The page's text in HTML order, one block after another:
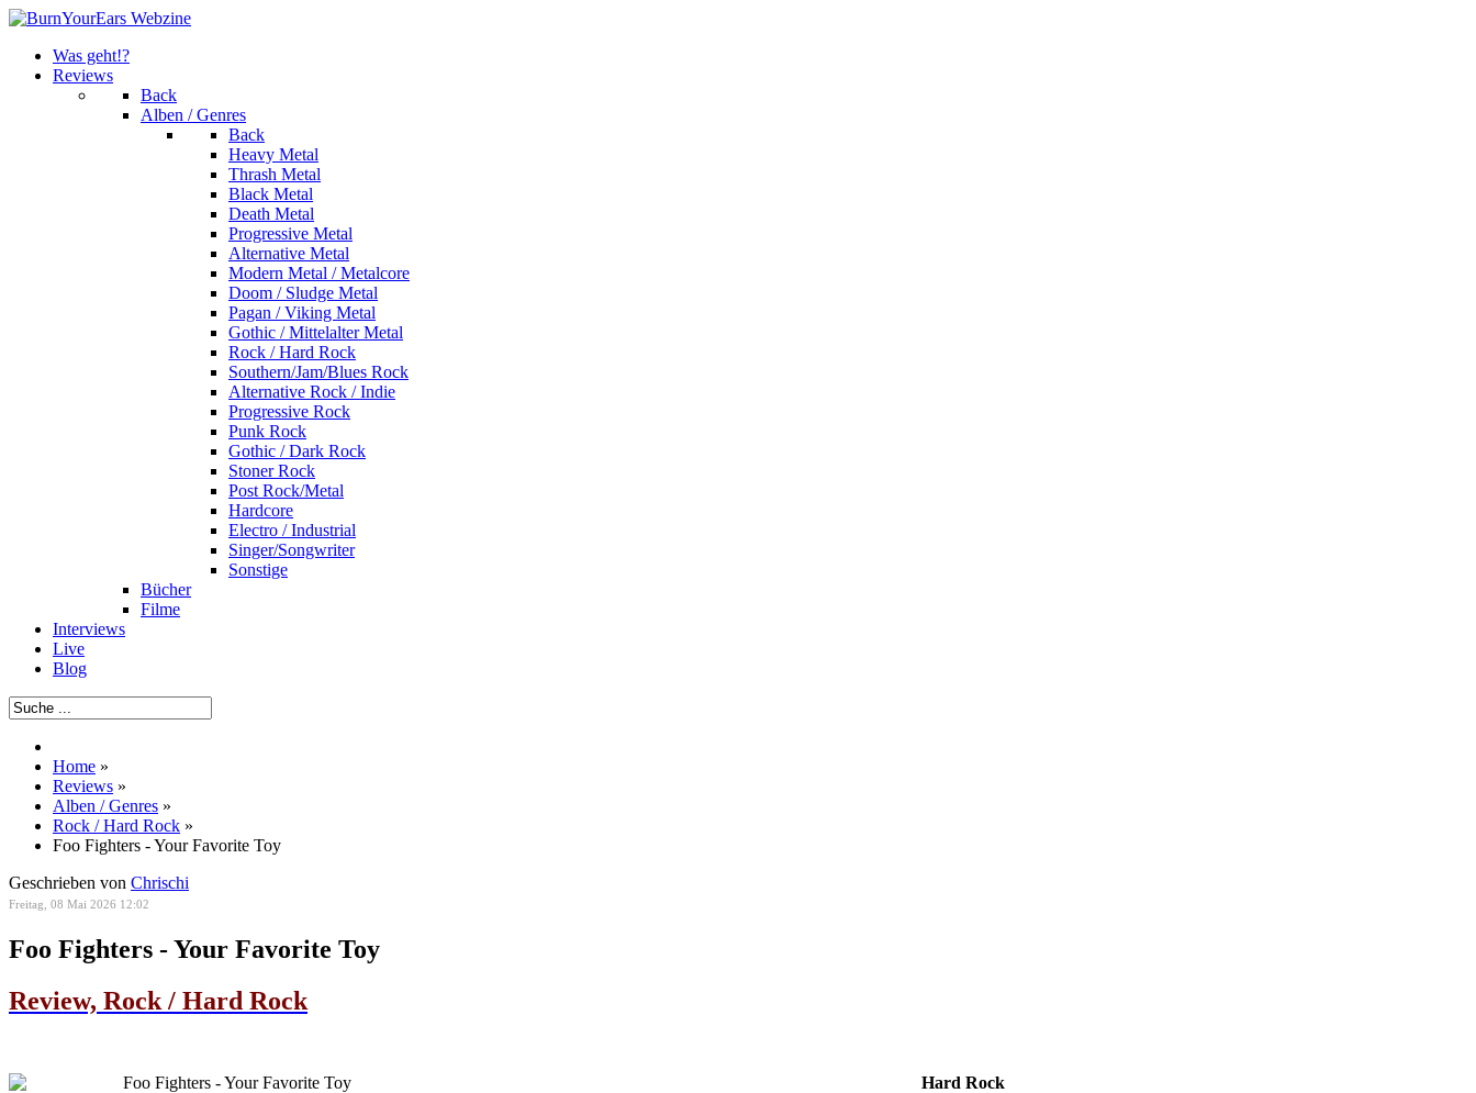
Was geht!?
Reviews
Back
Alben / Genres
Back
Heavy Metal
Thrash Metal
Black Metal
Death Metal
Progressive Metal
Alternative Metal
Modern Metal / Metalcore
Doom / Sludge Metal
Pagan / Viking Metal
Gothic / Mittelalter Metal
Rock / Hard Rock
Southern/Jam/Blues Rock
Alternative Rock / Indie
Progressive Rock
Punk Rock
Gothic / Dark Rock
Stoner Rock
Post Rock/Metal
Hardcore
Electro / Industrial
Singer/Songwriter
Sonstige
Bücher
Filme
Interviews
Live
Blog
Home »
Reviews »
Alben / Genres »
Rock / Hard Rock »
Foo Fighters - Your Favorite Toy
Geschrieben von Chrischi
Freitag, 08 Mai 2026 12:02
Foo Fighters - Your Favorite Toy
Review, Rock / Hard Rock
Hard Rock